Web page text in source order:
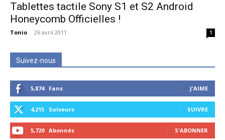
Tablettes tactile Sony S1 et S2 Android
Honeycomb Officielles !
Tonio - 26 avril 2011 1
Suivez-nous
5,874 Fans J'AIME
4,215 Suiveurs SUIVRE
5,720 Abonnés S'ABONNER